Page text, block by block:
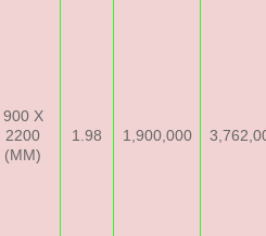
900 X
2200
(MM)
1.98 1,900,000